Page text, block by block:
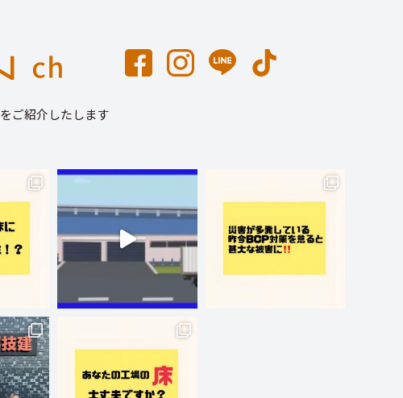
ご紹介したします